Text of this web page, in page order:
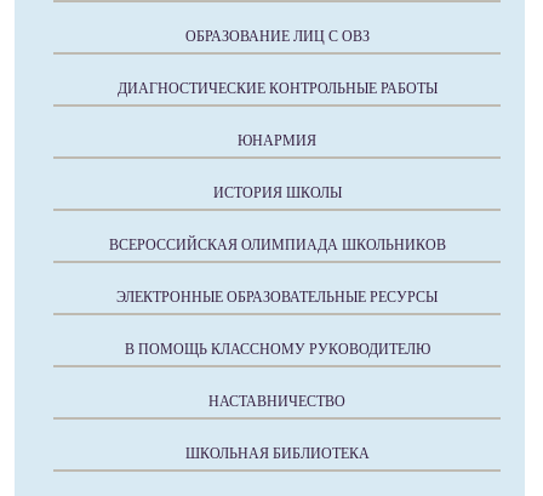
ОБРАЗОВАНИЕ ЛИЦ С ОВЗ
ДИАГНОСТИЧЕСКИЕ КОНТРОЛЬНЫЕ РАБОТЫ
ЮНАРМИЯ
ИСТОРИЯ ШКОЛЫ
ВСЕРОССИЙСКАЯ ОЛИМПИАДА ШКОЛЬНИКОВ
ЭЛЕКТРОННЫЕ ОБРАЗОВАТЕЛЬНЫЕ РЕСУРСЫ
В ПОМОЩЬ КЛАССНОМУ РУКОВОДИТЕЛЮ
НАСТАВНИЧЕСТВО
ШКОЛЬНАЯ БИБЛИОТЕКА